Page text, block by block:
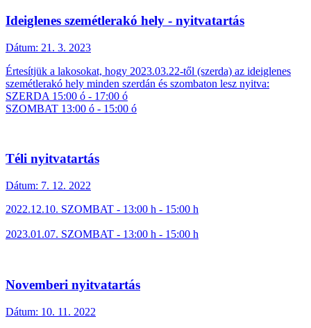
Ideiglenes szemétlerakó hely - nyitvatartás
Dátum: 21. 3. 2023
Értesítjük a lakosokat, hogy 2023.03.22-től (szerda) az ideiglenes
szemétlerakó hely minden szerdán és szombaton lesz nyitva:
SZERDA 15:00 ó - 17:00 ó
SZOMBAT 13:00 ó - 15:00 ó
Téli nyitvatartás
Dátum: 7. 12. 2022
2022.12.10. SZOMBAT - 13:00 h - 15:00 h
2023.01.07. SZOMBAT - 13:00 h - 15:00 h
Novemberi nyitvatartás
Dátum: 10. 11. 2022